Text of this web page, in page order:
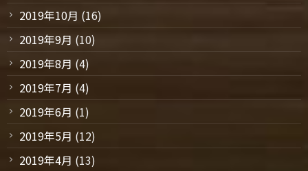
2019年10月 (16)
2019年9月 (10)
2019年8月 (4)
2019年7月 (4)
2019年6月 (1)
2019年5月 (12)
2019年4月 (13)